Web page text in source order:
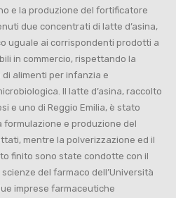
e la produzione del fortificatore
due concentrati di latte d’asina,
uguale ai corrispondenti prodotti a
in commercio, rispettando la
alimenti per infanzia e
Il latte d’asina, raccolto
e uno di Reggio Emilia, è stato
formulazione e produzione del
mentre la polverizzazione ed il
finito sono state condotte con il
del farmaco dell’Università
imprese farmaceutiche